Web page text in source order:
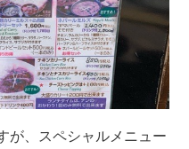
が、スペシャルメニュー